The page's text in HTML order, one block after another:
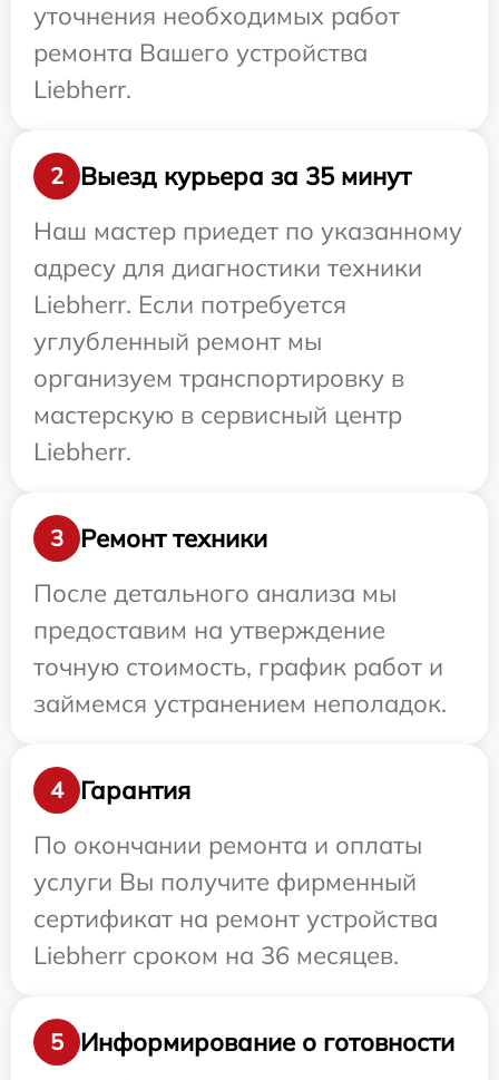
уточнения необходимых работ
ремонта Вашего устройства
Liebherr.
2
Выезд курьера за 35 минут
Наш мастер приедет по указанному
адресу для диагностики техники
Liebherr. Если потребуется
углубленный ремонт мы
организуем транспортировку в
мастерскую в сервисный центр
Liebherr.
3
Ремонт техники
После детального анализа мы
предоставим на утверждение
точную стоимость, график работ и
займемся устранением неполадок.
4
Гарантия
По окончании ремонта и оплаты
услуги Вы получите фирменный
сертификат на ремонт устройства
Liebherr сроком на 36 месяцев.
5
Информирование о готовности